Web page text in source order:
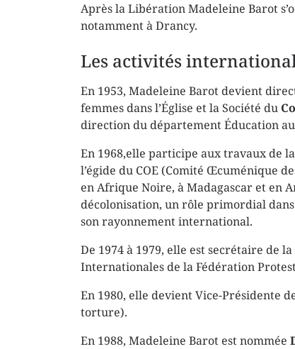
Après la Libération Madeleine Barot
notamment à Drancy.
Les activités
En 1953, Madeleine Barot devient
femmes dans l’Église et la Société du
direction du département Éducation
En 1968,elle participe aux travaux de
l’égide du COE (Comité Œcuménique
en Afrique Noire, à Madagascar et en
décolonisation, un rôle primordial
son rayonnement international.
De 1974 à 1979, elle est secrétaire de
Internationales de la Fédération
En 1980, elle devient Vice-Présidente
torture).
En 1988, Madeleine Barot est nommée